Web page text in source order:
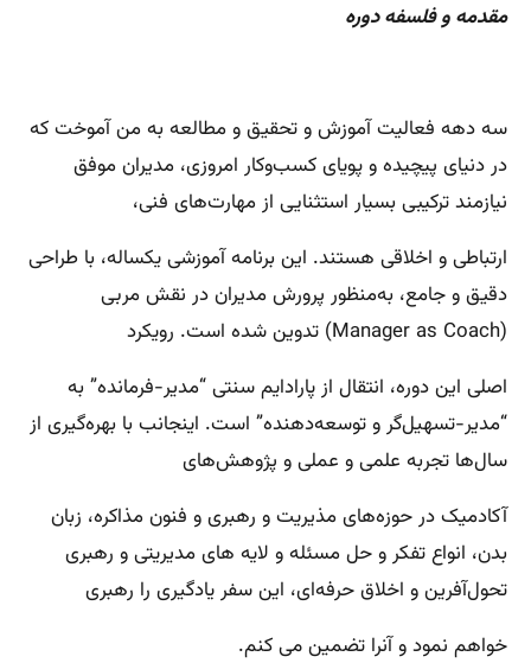
مقدمه و فلسفه دوره
سه دهه فعالیت آموزش و تحقیق و مطالعه به من آموخت که
در دنیای پیچیده و پویای کسب‌وکار امروزی، مدیران موفق
نیازمند ترکیبی بسیار استثنایی از مهارت‌های فنی،
ارتباطی و اخلاقی هستند. این برنامه آموزشی یکساله، با طراحی
دقیق و جامع، به‌منظور پرورش مدیران در نقش مربی
(Manager as Coach) تدوین شده است. رویکرد
اصلی این دوره، انتقال از پارادایم سنتی “مدیر-فرمانده” به
“مدیر-تسهیل‌گر و توسعه‌دهنده” است. اینجانب با بهره‌گیری از
سال‌ها تجربه علمی و عملی و پژوهش‌های
آکادمیک در حوزه‌های مذیریت و رهبری و فنون مذاکره، زبان
بدن، انواع تفکر و حل مسئله و لایه های مدیریتی و رهبری
تحول‌آفرین و اخلاق حرفه‌ای، این سفر یادگیری را رهبری
خواهم نمود و آنرا تضمین می کنم.